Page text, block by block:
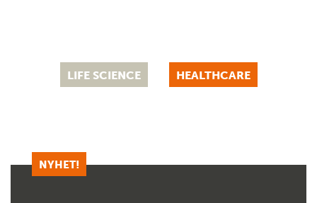
LIFE SCIENCE HEALTHCARE
NYHET!